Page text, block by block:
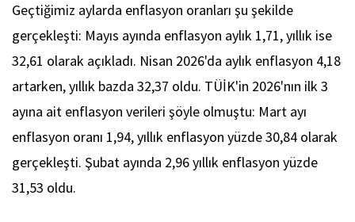
Geçtiğimiz aylarda enflasyon oranları şu şekilde
gerçekleşti: Mayıs ayında enflasyon aylık 1,71, yıllık ise
32,61 olarak açıkladı. Nisan 2026'da aylık enflasyon 4,18
artarken, yıllık bazda 32,37 oldu. TÜİK'in 2026'nın ilk 3
ayına ait enflasyon verileri şöyle olmuştu: Mart ayı
enflasyon oranı 1,94, yıllık enflasyon yüzde 30,84 olarak
gerçekleşti. Şubat ayında 2,96 yıllık enflasyon yüzde
31,53 oldu.